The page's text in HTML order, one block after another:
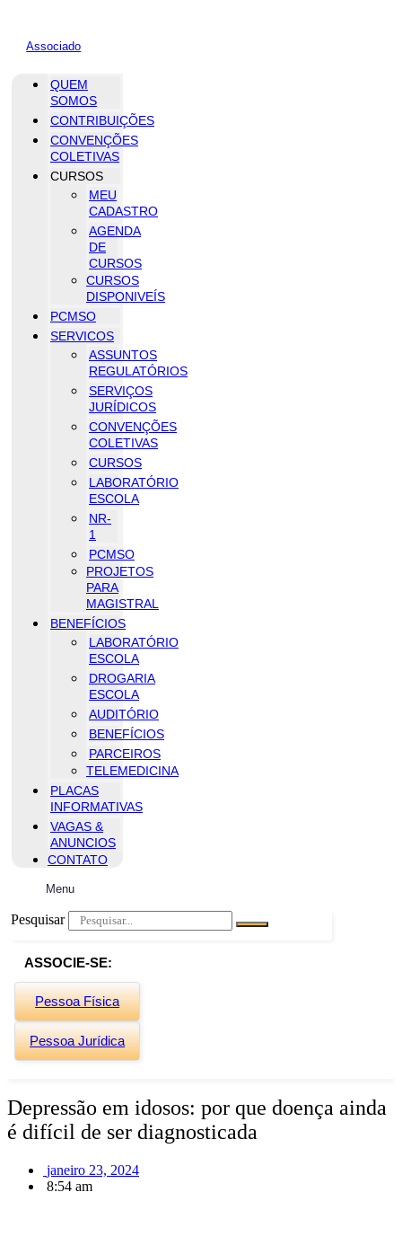
Associado
QUEM
SOMOS
CONTRIBUIÇÕES
CONVENÇÕES
COLETIVAS
CURSOS
MEU
CADASTRO
AGENDA
DE
CURSOS
CURSOS
DISPONIVEÍS
PCMSO
SERVICOS
ASSUNTOS
REGULATÓRIOS
SERVIÇOS
JURÍDICOS
CONVENÇÕES
COLETIVAS
CURSOS
LABORATÓRIO
ESCOLA
NR-
1
PCMSO
PROJETOS
PARA
MAGISTRAL
BENEFÍCIOS
LABORATÓRIO
ESCOLA
DROGARIA
ESCOLA
AUDITÓRIO
BENEFÍCIOS
PARCEIROS
TELEMEDICINA
PLACAS
INFORMATIVAS
VAGAS &
ANUNCIOS
CONTATO
Menu
Pesquisar
ASSOCIE-SE:
Pessoa Física
Pessoa Jurídica
Depressão em idosos: por que doença ainda
é difícil de ser diagnosticada
janeiro 23, 2024
8:54 am